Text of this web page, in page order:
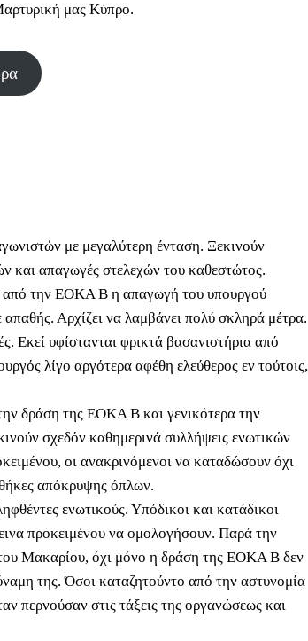
μας Κύπρο.
με μεγαλύτερη ένταση. Ξεκινούν
και απαγωγές στελεχών του καθεστώτος.
από την ΕΟΚΑ Β η απαγωγή του υπουργού
Αρχίζει να λαμβάνει πολύ σκληρά μέτρα.
Εκεί υφίστανται φρικτά βασανιστήρια από
λίγο αργότερα αφέθη ελεύθερος εν τούτοις,
δράση της ΕΟΚΑ Β και γενικότερα την
σχεδόν καθημερινά συλλήψεις ενωτικών
οι ανακρινόμενοι να καταδώσουν όχι
απόκρυψης όπλων.
ενωτικούς. Υπόδικοι και κατάδικοι
προκειμένου να ομολογήσουν. Παρά την
Μακαρίου, όχι μόνο η δράση της ΕΟΚΑ Β δεν
της. Όσοι καταζητούντο από την αστυνομία
περνούσαν στις τάξεις της οργανώσεως και